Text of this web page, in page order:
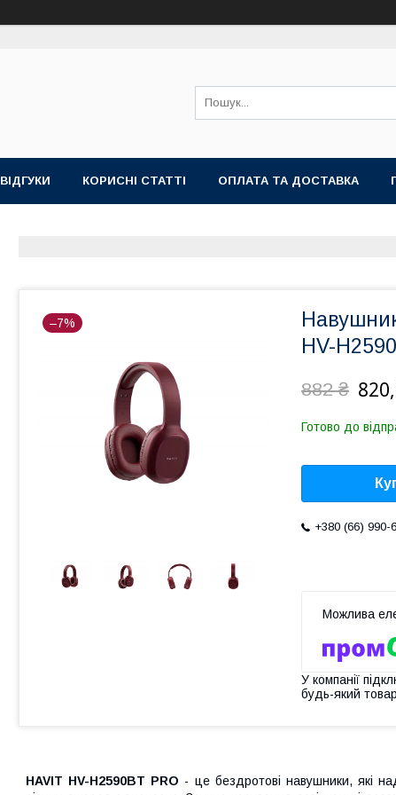
ВІДГУКИ КОРИСНІ СТАТТІ ОПЛАТА ТА ДОСТАВКА
–7%
HV-
882 ₴
Готово до
+380 (66) 990-
У компанії
будь-який
HAVIT HV-H2590BT PRO - це бездротові навушники, які